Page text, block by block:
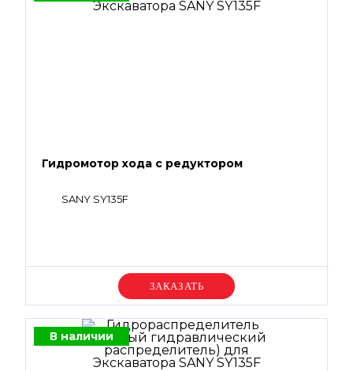
Гидромотор хода с редуктором
SANY SY135F
Уточняйте цену
В наличии